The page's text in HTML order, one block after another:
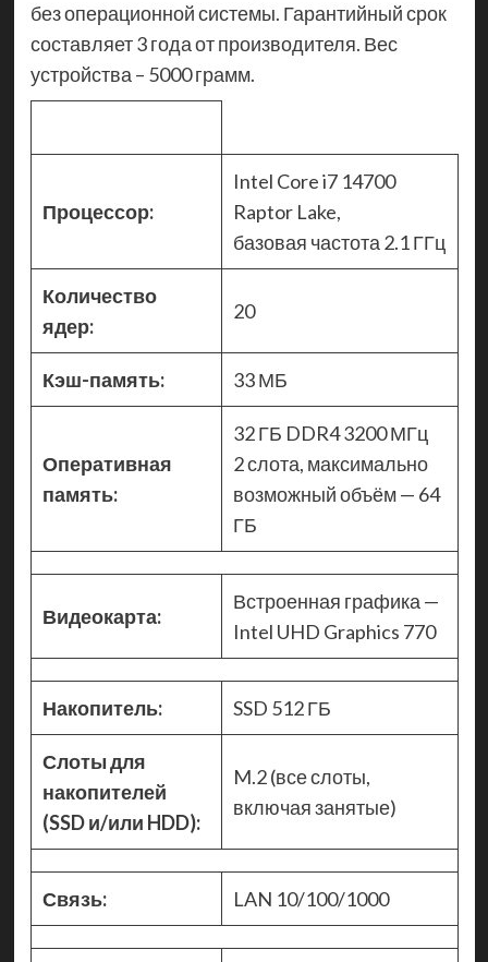
без операционной системы. Гарантийный срок
составляет 3 года от производителя. Вес
устройства – 5000 грамм.
Процессор:
Intel Core i7 14700
Raptor Lake,
базовая частота 2.1 ГГц
Количество
ядер:
20
Кэш-память: 33 МБ
Оперативная
память:
32 ГБ DDR4 3200 МГц
2 слота, максимально
возможный объём — 64
ГБ
Видеокарта:
Встроенная графика —
Intel UHD Graphics 770
Накопитель: SSD 512 ГБ
Слоты для
накопителей
(SSD и/или HDD):
M.2 (все слоты,
включая занятые)
Связь: LAN 10/100/1000